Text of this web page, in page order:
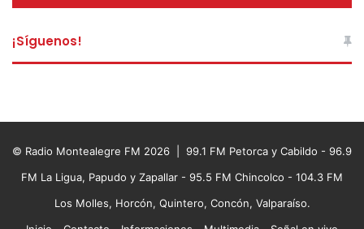
¡Síguenos!
© Radio Montealegre FM 2026 | 99.1 FM Petorca y Cabildo - 96.9
FM La Ligua, Papudo y Zapallar - 95.5 FM Chincolco - 104.3 FM
Los Molles, Horcón, Quintero, Concón, Valparaíso.